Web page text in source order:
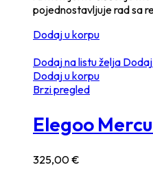
pojednostavljuje rad sa
Dodaj u korpu
Dodaj na listu želja
Dodaj u korpu
Brzi pregled
Elegoo
325,00€